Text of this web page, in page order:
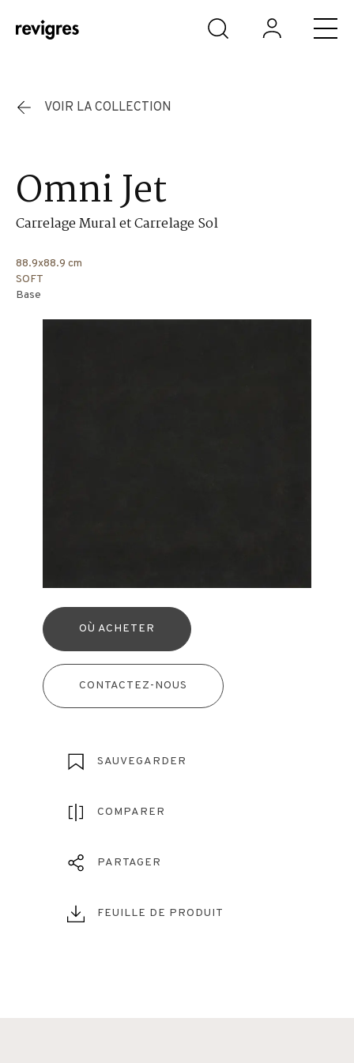
Aller au contenu principal
VOIR LA COLLECTION
Omni Jet
Carrelage Mural et Carrelage Sol
88.9x88.9 cm
SOFT
Base
OÙ ACHETER
CONTACTEZ-NOUS
SAUVEGARDER
COMPARER
PARTAGER
FEUILLE DE PRODUIT